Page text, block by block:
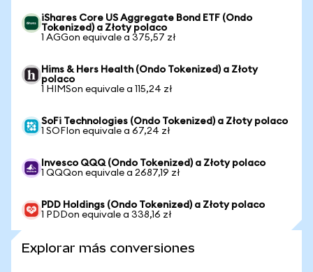
iShares Core US Aggregate Bond ETF (Ondo
Tokenized) a Złoty polaco
1 AGGon equivale a 375,57 zł
Hims & Hers Health (Ondo Tokenized) a Złoty
polaco
1 HIMSon equivale a 115,24 zł
SoFi Technologies (Ondo Tokenized) a Złoty polaco
1 SOFIon equivale a 67,24 zł
Invesco QQQ (Ondo Tokenized) a Złoty polaco
1 QQQon equivale a 2687,19 zł
PDD Holdings (Ondo Tokenized) a Złoty polaco
1 PDDon equivale a 338,16 zł
Explorar más conversiones